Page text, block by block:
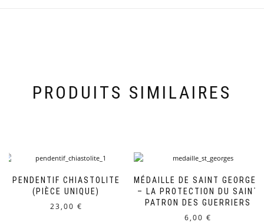
PRODUITS SIMILAIRES
PENDENTIF CHIASTOLITE
(PIÈCE UNIQUE)
23,00 €
MÉDAILLE DE SAINT GEORGES
– LA PROTECTION DU SAINT
PATRON DES GUERRIERS
6,00 €